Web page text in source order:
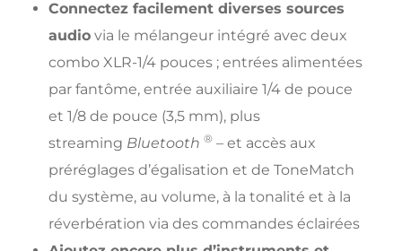
Connectez facilement diverses sources
audio via le mélangeur intégré avec deux
combo XLR-1/4 pouces ; entrées alimentées
par fantôme, entrée auxiliaire 1/4 de pouce
et 1/8 de pouce (3,5 mm), plus
streaming Bluetooth ® – et accès aux
préréglages d’égalisation et de ToneMatch
du système, au volume, à la tonalité et à la
réverbération via des commandes éclairées